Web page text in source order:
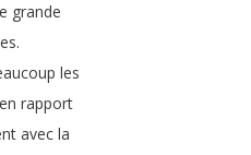
grande
.
les
en rapport
avec la